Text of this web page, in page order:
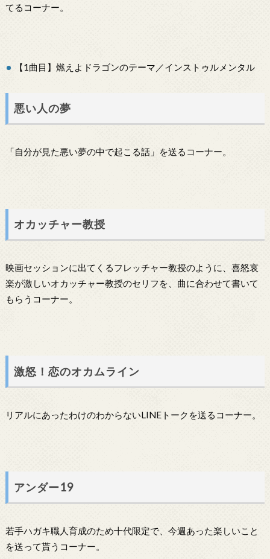
てるコーナー。
【1曲目】燃えよドラゴンのテーマ／インストゥルメンタル
悪い人の夢
「自分が見た悪い夢の中で起こる話」を送るコーナー。
オカッチャー教授
映画セッションに出てくるフレッチャー教授のように、喜怒哀
楽が激しいオカッチャー教授のセリフを、曲に合わせて書いて
もらうコーナー。
激怒！恋のオカムライン
リアルにあったわけのわからないLINEトークを送るコーナー。
アンダー19
若手ハガキ職人育成のため十代限定で、今週あった楽しいこと
を送って貰うコーナー。